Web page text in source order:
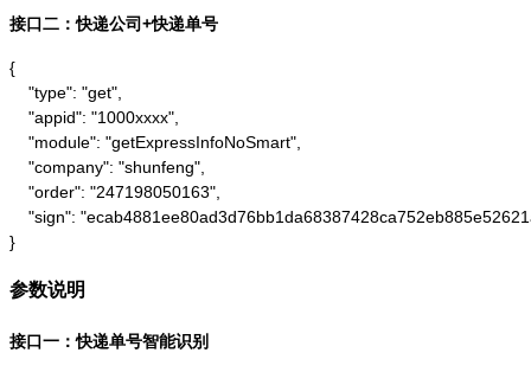
接口二：快递公司+快递单号
{
    "type": "get",
    "appid": "1000xxxx",
    "module": "getExpressInfoNoSmart",
    "company": "shunfeng",
    "order": "247198050163",
"sign":
}
参数说明
接口一：快递单号智能识别